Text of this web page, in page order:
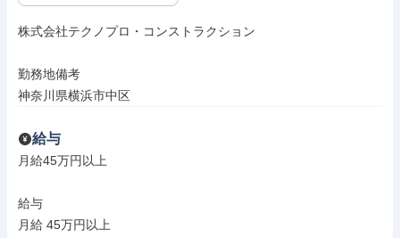
株式会社テクノプロ・コンストラクション
勤務地備考
神奈川県横浜市中区
給与
月給45万円以上
給与
月給 45万円以上